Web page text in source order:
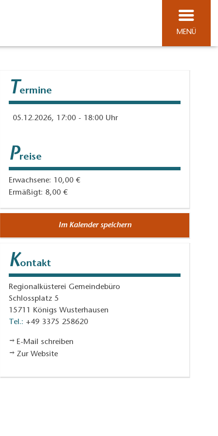
MENÜ
T ermine
05.12.2026, 17:00 - 18:00 Uhr
Preise
Erwachsene: 10,00 €
Ermäßigt: 8,00 €
Im Kalender speichern
Kontakt
Regionalküsterei Gemeindebüro
Schlossplatz 5
15711
Königs Wusterhausen
Tel.: +49 3375 258620
E-Mail schreiben
Zur Website